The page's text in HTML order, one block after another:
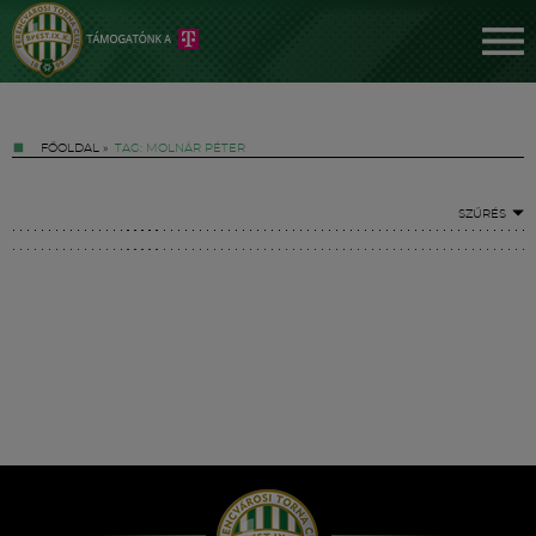
FŐOLDAL » TAG: MOLNÁR PÉTER
SZŰRÉS
Hírek